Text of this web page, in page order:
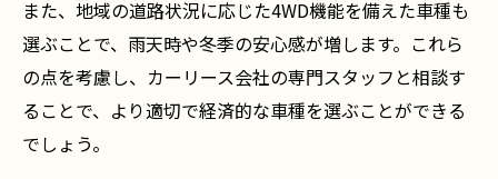
ント
地域イベント時のカーリース利用法
交通量に応じた車種選びのポイント
カーリース契約で失敗しないためのチェックポ
また、地域の道路状況に応じた4WD機能を備えた車種も
選ぶことで、雨天時や冬季の安心感が増します。これら
の点を考慮し、カーリース会社の専門スタッフと相談す
ることで、より適切で経済的な車種を選ぶことができる
でしょう。